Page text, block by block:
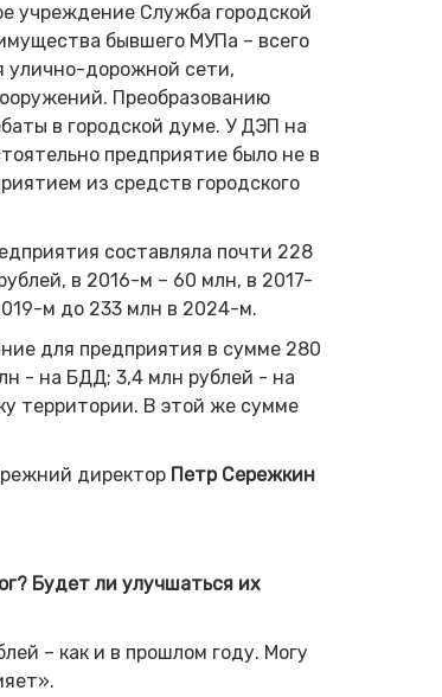
учреждение Служба городской
бывшего МУПа – всего
улично-дорожной сети,
Преобразованию
в городской думе. У ДЭП на
предприятие было не в
из средств городского
составляла почти 228
в 2016-м – 60 млн, в 2017-
м до 233 млн в 2024-м.
для предприятия в сумме 280
- на БДД; 3,4 млн рублей - на
территории. В этой же сумме
директор Петр Сережкин
Будет ли улучшаться их
– как и в прошлом году. Могу